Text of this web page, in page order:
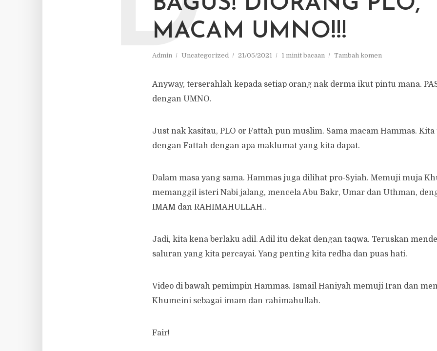
MACAM UMNO!!!
Admin Uncategorized 21/05/2021 1 minit bacaan Tambah komen
Anyway, terserahlah kepada setiap orang nak derma ikut pintu mana.
dengan UMNO.
Just nak kasitau, PLO or Fattah pun muslim. Sama macam Hammas.
dengan Fattah dengan apa maklumat yang kita dapat.
Dalam masa yang sama. Hammas juga dilihat pro-Syiah. Memuji muja
memanggil isteri Nabi jalang, mencela Abu Bakr, Umar dan Uthman,
IMAM dan RAHIMAHULLAH..
Jadi, kita kena berlaku adil. Adil itu dekat dengan taqwa. Teruskan
saluran yang kita percayai. Yang penting kita redha dan puas hati.
Video di bawah pemimpin Hammas. Ismail Haniyah memuji Iran dan
Khumeini sebagai imam dan rahimahullah.
Fair!